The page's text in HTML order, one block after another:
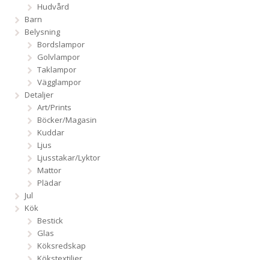
Hudvård
Barn
Belysning
Bordslampor
Golvlampor
Taklampor
Vägglampor
Detaljer
Art/Prints
Böcker/Magasin
Kuddar
Ljus
Ljusstakar/Lyktor
Mattor
Plädar
Jul
Kök
Bestick
Glas
Köksredskap